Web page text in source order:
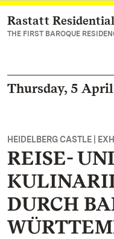
Navigate to main
Rastatt
THE FIRST BAROQUE
Thursday, 5
HEIDELBERG CASTLE |
REISE-
DURCH